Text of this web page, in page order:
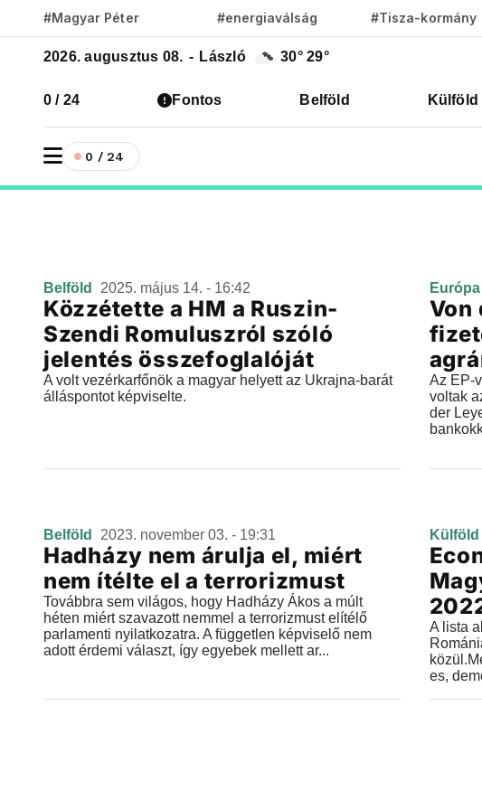
#Magyar Péter #energiaválság #Tisza-kormány
2026. augusztus 08. - László 30° 29°
0 / 24 Fontos Belföld Külföld
0 / 24
Belföld 2025. május 14. - 16:42
Közzétette a HM a Ruszin-
Szendi Romuluszról szóló
jelentés összefoglalóját
A volt vezérkarfőnök a magyar helyett az Ukrajna-barát
álláspontot képviselte.
Európa
Von
Az EP-
voltak
der
Belföld 2023. november 03. - 19:31
Hadházy nem árulja el, miért
nem ítélte el a terrorizmust
Továbbra sem világos, hogy Hadházy Ákos a múlt
héten miért szavazott nemmel a terrorizmust elítélő
parlamenti nyilatkozatra. A független képviselő nem
adott érdemi választ, így egyebek mellett ar...
Külföld
A lista
es,